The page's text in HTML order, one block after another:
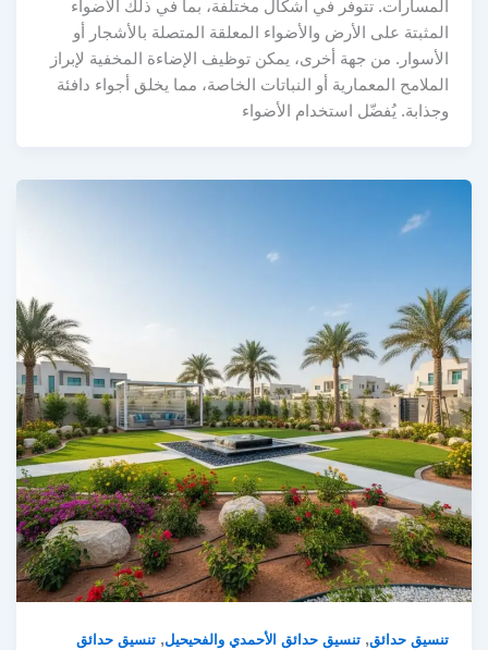
المسارات. تتوفر في أشكال مختلفة، بما في ذلك الأضواء
المثبتة على الأرض والأضواء المعلقة المتصلة بالأشجار أو
الأسوار. من جهة أخرى، يمكن توظيف الإضاءة المخفية لإبراز
الملامح المعمارية أو النباتات الخاصة، مما يخلق أجواء دافئة
وجذابة. يُفضّل استخدام الأضواء
تنسيق حدائق,تنسيق حدائق الأحمدي والفحيحيل,تنسيق حدائق